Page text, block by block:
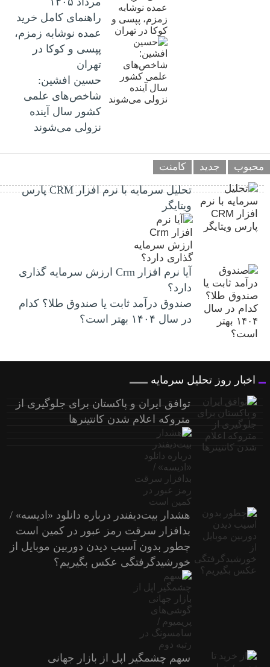
راهنمای کامل خرید
عمده نوشابه زمزم،
پپسی و کوکا در
تهران
حسین افشین:
شاخص‌های علمی
کشور سال آینده
نزولی می‌شوند
محبوب جدید کامنت
تحلیل سرمایه با نرم افزار CRM پارس
ویتایگر
آیا نرم افزار Crm ارزش سرمایه گذاری
دارد؟
صندوق درآمد ثابت یا صندوق طلا؟ کدام
در سال ۱۴۰۴ بهتر است؟
اخبار روز تحلیل سرمایه
توافق ایران و پاکستان برای جلوگیری از
متروکه اعلام شدن کانتینرها
هشدار بیت‌دیفندر درباره دانلود «ادیسه» /
بدافزار سرقت رمز عبور در کمین است
چطور بدون آسیب دیدن دوربین موبایل از
خورشیدگرفتگی عکس بگیریم؟
سهم چشمگیر اپل از بازار جهانی